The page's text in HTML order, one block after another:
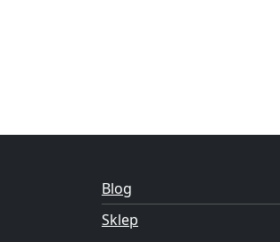
Blog
Sklep